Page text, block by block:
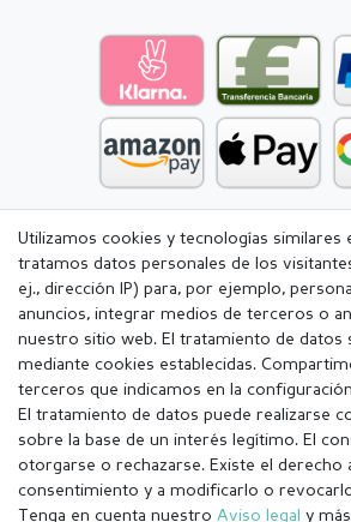
Utilizamos cookies y tecnologías similares
tratamos datos personales de los
ej., dirección IP) para, por ejemplo,
anuncios, integrar medios de terceros o
nuestro sitio web. El tratamiento de datos
mediante cookies establecidas.
terceros que indicamos en la
El tratamiento de datos puede realizarse
sobre la base de un interés legítimo. El
otorgarse o rechazarse. Existe el derecho
consentimiento y a modificarlo o
Tenga en cuenta nuestro Aviso legal y